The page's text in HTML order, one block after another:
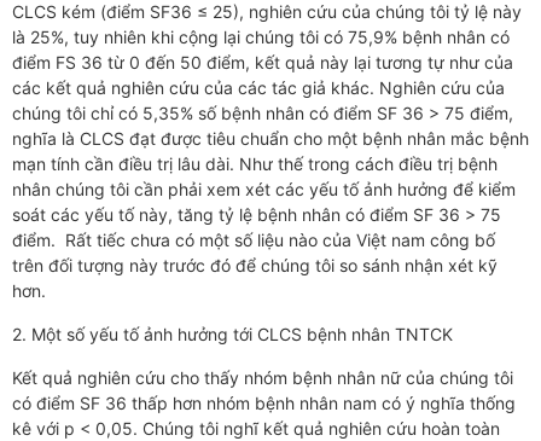
CLCS kém (điểm SF36 ≤ 25), nghiên cứu của chúng tôi tỷ lệ này
là 25%, tuy nhiên khi cộng lại chúng tôi có 75,9% bệnh nhân có
điểm FS 36 từ 0 đến 50 điểm, kết quả này lại tương tự như của
các kết quả nghiên cứu của các tác giả khác. Nghiên cứu của
chúng tôi chỉ có 5,35% số bệnh nhân có điểm SF 36 > 75 điểm,
nghĩa là CLCS đạt được tiêu chuẩn cho một bệnh nhân mắc bệnh
mạn tính cần điều trị lâu dài. Như thế trong cách điều trị bệnh
nhân chúng tôi cần phải xem xét các yếu tố ảnh hưởng để kiểm
soát các yếu tố này, tăng tỷ lệ bệnh nhân có điểm SF 36 > 75
điểm. Rất tiếc chưa có một số liệu nào của Việt nam công bố
trên đối tượng này trước đó để chúng tôi so sánh nhận xét kỹ
hơn.
2. Một số yếu tố ảnh hưởng tới CLCS bệnh nhân TNTCK
Kết quả nghiên cứu cho thấy nhóm bệnh nhân nữ của chúng tôi
có điểm SF 36 thấp hơn nhóm bệnh nhân nam có ý nghĩa thống
kê với p < 0,05. Chúng tôi nghĩ kết quả nghiên cứu hoàn toàn